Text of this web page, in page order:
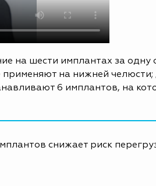
на шести имплантах за
применяют на нижней
6 имплантов, на
снижает риск